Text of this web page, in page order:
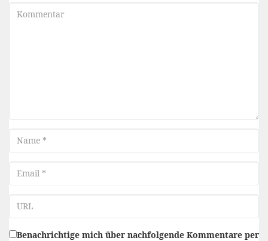
Kommentar
Name
Email
Benachrichtige mich über nachfolgende Kommentare per